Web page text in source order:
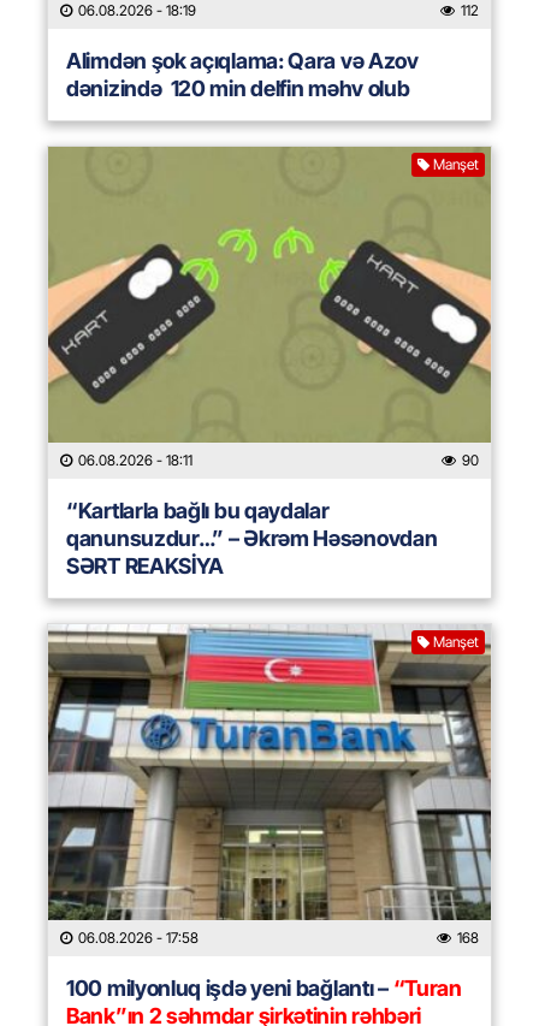
06.08.2026 - 18:19 112
Alimdən şok açıqlama: Qara və Azov
dənizində 120 min delfin məhv olub
Manşet
06.08.2026 - 18:11 90
“Kartlarla bağlı bu qaydalar
qanunsuzdur…” – Əkrəm Həsənovdan
SƏRT REAKSİYA
Manşet
06.08.2026 - 17:58 168
100 milyonluq işdə yeni bağlantı –“Turan
Bank”ın 2 səhmdar şirkətinin rəhbəri